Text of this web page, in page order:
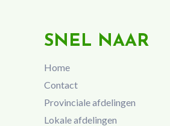
SNEL NAAR
Home
Contact
Provinciale afdelingen
Lokale afdelingen